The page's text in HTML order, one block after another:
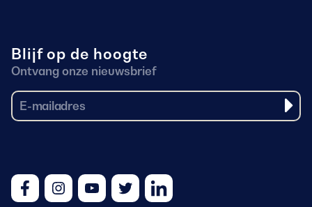
Blijf op de hoogte
Ontvang onze nieuwsbrief
FacebookInstagram
YoutubeTwitterLinkedIn